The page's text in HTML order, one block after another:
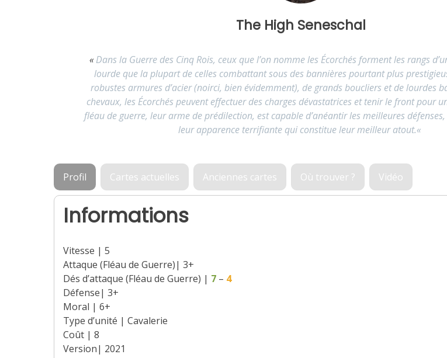
The High Seneschal
« Dans la Guerre des Cinq Rois, ceux que l’on nomme les Écorchés forment les rangs
lourde que la plupart de celles combattant sous des bannières pourtant plus
robustes armures d’acier (noirci, bien évidemment), de grands boucliers et de lourdes
chevaux, les Écorchés peuvent effectuer des charges dévastatrices et tenir le front pour
fléau de guerre, leur arme de prédilection, est capable d’anéantir les meilleures défenses,
leur apparence terrifiante qui constitue leur meilleur atout.«
Profil Cartes actuelles Anciennes cartes Où trouver ? Vidéo
Informations
Vitesse | 5
Attaque (Fléau de Guerre)| 3+
Dés d’attaque (Fléau de Guerre) | 7 – 4
Défense| 3+
Moral | 6+
Type d’unité | Cavalerie
Coût | 8
Version| 2021